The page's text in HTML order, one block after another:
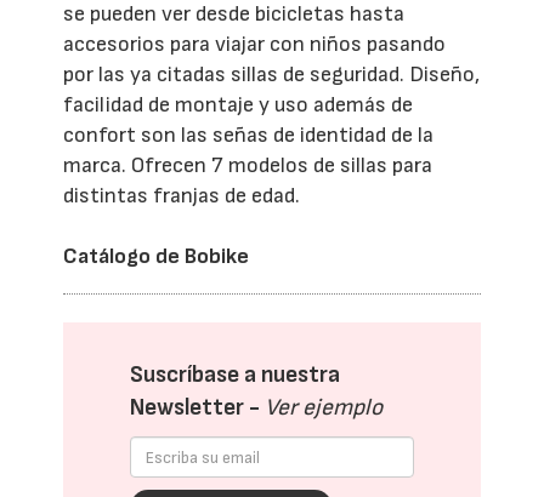
se pueden ver desde bicicletas hasta
accesorios para viajar con niños pasando
por las ya citadas sillas de seguridad. Diseño,
facilidad de montaje y uso además de
confort son las señas de identidad de la
marca. Ofrecen 7 modelos de sillas para
distintas franjas de edad.
Catálogo de Bobike
Suscríbase a nuestra
Newsletter - Ver ejemplo